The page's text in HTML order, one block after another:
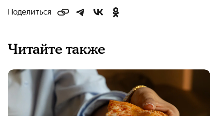
Поделиться
Читайте также